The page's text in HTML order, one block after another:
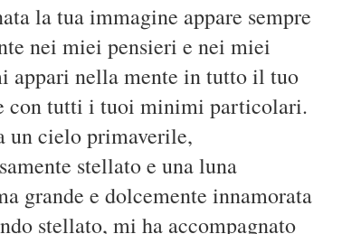
la tua immagine appare sempre
nei miei pensieri e nei miei
appari nella mente in tutto il tuo
con tutti i tuoi minimi particolari.
un cielo primaverile,
stellato e una luna
grande e dolcemente innamorata
stellato, mi ha accompagnato